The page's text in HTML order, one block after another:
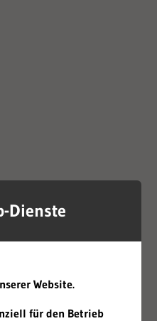
Dienste
Website.
für den Betrieb